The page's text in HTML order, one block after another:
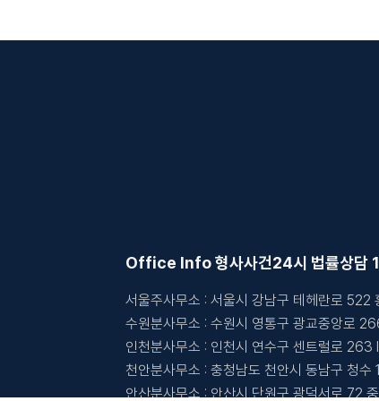
Office Info 형사사건24시 법률상
서울주사무소 : 서울시 강남구 테헤란로 522
수원분사무소 : 수원시 영통구 광교중앙로
인천분사무소 : 인천시 연수구 센트럴로 263
천안분사무소 : 충청남도 천안시 동남구 청
안산분사무소 : 안산시 단원구 광덕서로 72
온라인상담